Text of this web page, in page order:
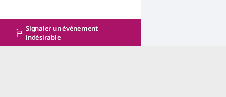
Signaler un événement
indésirable